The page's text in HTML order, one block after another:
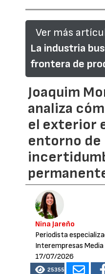
Ver más
La industria
frontera de
Joaquim
analiza
el exterior
entorno de
Nina Jareño
Periodista
Interempresas Media
17/07/2026
25355